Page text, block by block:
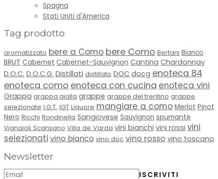
Spagna
Stati Uniti d'America
Tag prodotto
aromatizzato bere a Como bere Como Bertani Bianco
BRUT Cabernet Cabernet-Sauvignon Cantina Chardonnay
D.O.C. D.O.C.G. Distillati distillato DOC docg enoteca 84
enoteca como enoteca con cucina enoteca vini
Grappa grappa gialla grappe grappe del trentino grappe
selezionate I.G.T. IGT Liquore mangiare a como Merlot Pinot
Nero Ricchi Rondinella Sangiovese Sauvignon spumante
Vignaioli Scansano Villa de Varda vini bianchi vini rossi vini
selezionati vino bianco vino doc vino rosso vino toscano
Newsletter